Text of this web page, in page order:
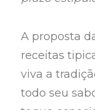
A proposta
receitas
viva a
todo seu